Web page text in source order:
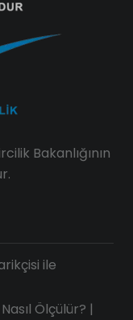
Bakanlığının
ile
Ölçülür? |